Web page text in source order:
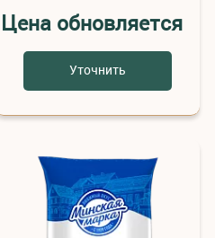
Цена обновляется
Уточнить